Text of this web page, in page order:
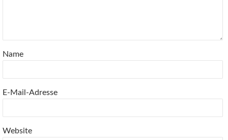
Name
E-Mail-Adresse
Website